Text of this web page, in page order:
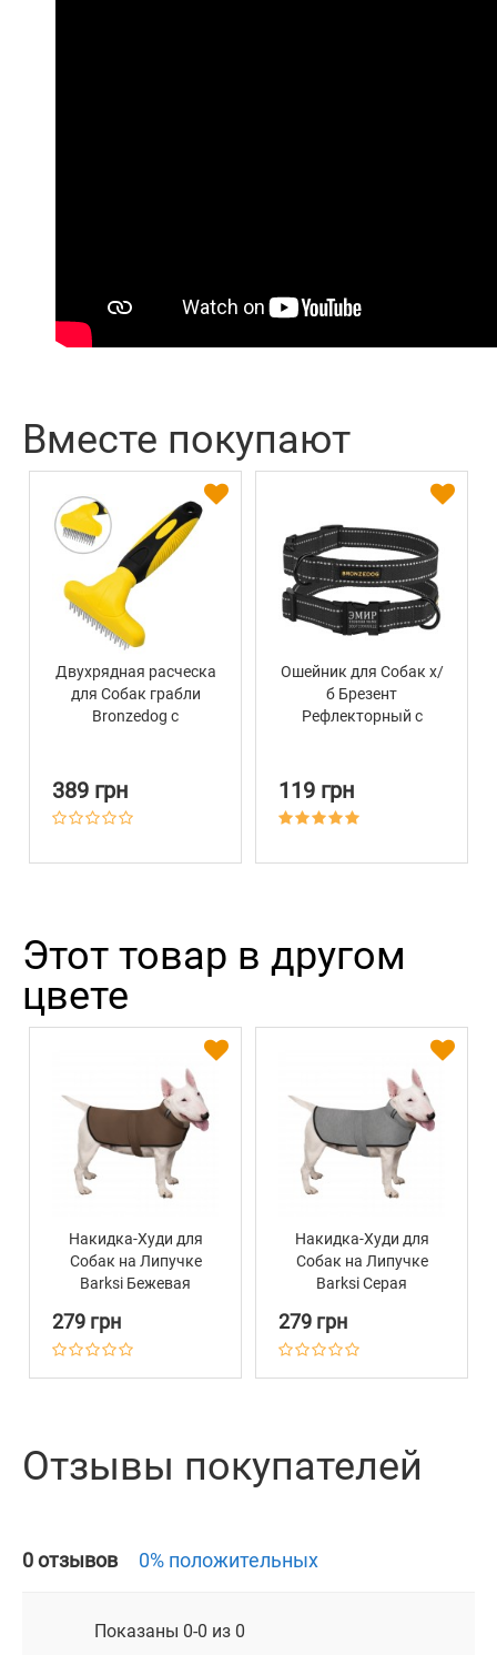
Вместе покупают
Двухрядная расческа
для Собак грабли
Bronzedog с
389 грн
Ошейник для Собак х/
б Брезент
Рефлекторный c
Сotton Графит
119 грн
Этот товар в другом
цвете
Накидка-Худи для
Собак на Липучке
Barksi Бежевая
279 грн
Накидка-Худи для
Собак на Липучке
Barksi Серая
279 грн
Отзывы покупателей
0 отзывов 0% положительных
Показаны 0-0 из 0